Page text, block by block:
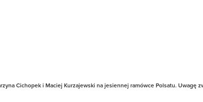
Cichopek i Maciej Kurzajewski na jesiennej ramówce Polsatu. Uwagę